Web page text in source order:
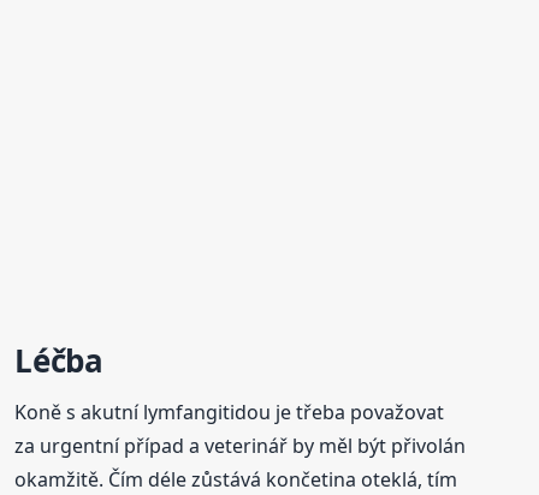
Léčba
Koně s akutní lymfangitidou je třeba považovat
za urgentní případ a veterinář by měl být přivolán
okamžitě. Čím déle zůstává končetina oteklá, tím